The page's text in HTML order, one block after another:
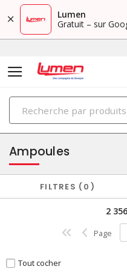
Lumen
Gratuit – sur
éclairage
Ampoules
FILTRES 0
2 356
Page
Tout cocher